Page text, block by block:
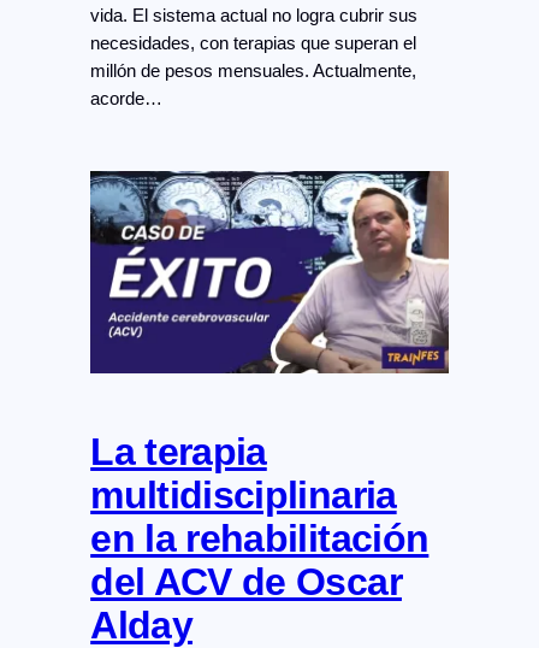
vida. El sistema actual no logra cubrir sus
necesidades, con terapias que superan el
millón de pesos mensuales. Actualmente,
acorde…
La terapia
multidisciplinaria
en la rehabilitación
del ACV de Oscar
Alday